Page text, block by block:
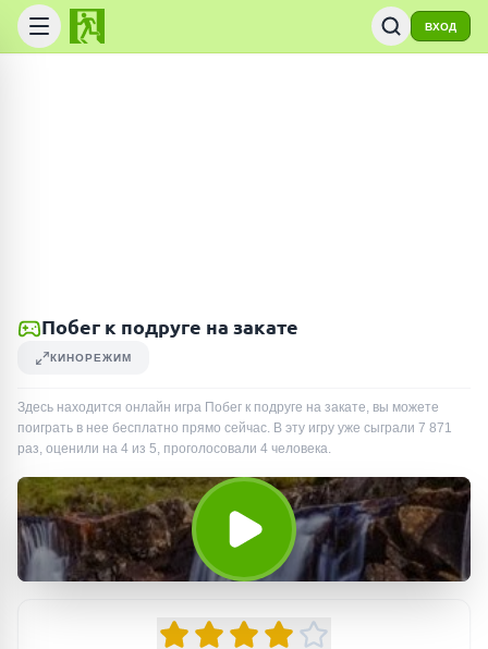
ВХОД
Побег к подруге на закате
КИНОРЕЖИМ
Здесь находится онлайн игра Побег к подруге на закате, вы можете
поиграть в нее бесплатно прямо сейчас. В эту игру уже сыграли 7 871
раз, оценили на 4 из 5, проголосовали 4 человека.